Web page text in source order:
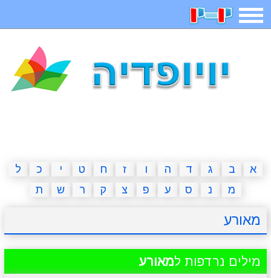
תפריט
איש תלוי מדריכים פוקימון גו מצא הבדלים
יצירה משחקי בנות אשליות חדשות
א ב ג ד ה ו ז ח ט י כ
ל
מ
נ ס ע פ צ ק ר ש ת
מאורע
מילים נרדפות למאורע